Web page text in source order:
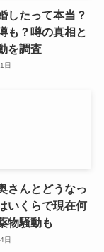
したって本当？
も？噂の真相と
を調査
日
さんとどうなっ
いくらで現在何
物騒動も
日